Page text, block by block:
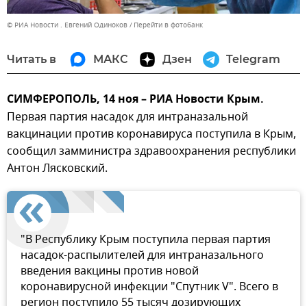
© РИА Новости . Евгений Одиноков Перейти в фотобанк
Читать в МАКС Дзен Telegram
СИМФЕРОПОЛЬ, 14 ноя – РИА Новости Крым.
Первая партия насадок для интраназальной
вакцинации против коронавируса поступила в Крым,
сообщил замминистра здравоохранения республики
Антон Лясковский.
"В Республику Крым поступила первая партия
насадок-распылителей для интраназального
введения вакцины против новой
коронавирусной инфекции "Спутник V". Всего в
регион поступило 55 тысяч дозирующих